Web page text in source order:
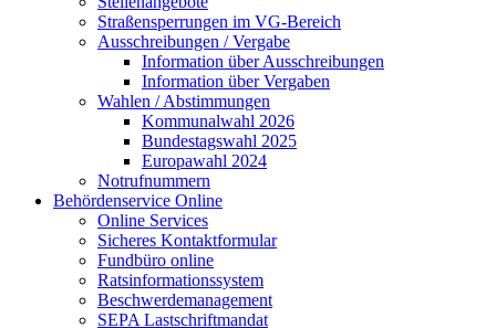
Straßensperrungen im VG-Bereich
Ausschreibungen / Vergabe
Information über Ausschreibungen
Information über Vergaben
Wahlen / Abstimmungen
Kommunalwahl 2026
Bundestagswahl 2025
Europawahl 2024
Notrufnummern
Behördenservice Online
Online Services
Sicheres Kontaktformular
Fundbüro online
Ratsinformationssystem
Beschwerdemanagement
SEPA Lastschriftmandat